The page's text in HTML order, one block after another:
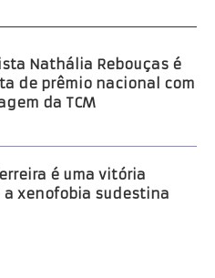
Nathália Rebouças é
de prêmio nacional com
da TCM
é uma vitória
a xenofobia sudestina